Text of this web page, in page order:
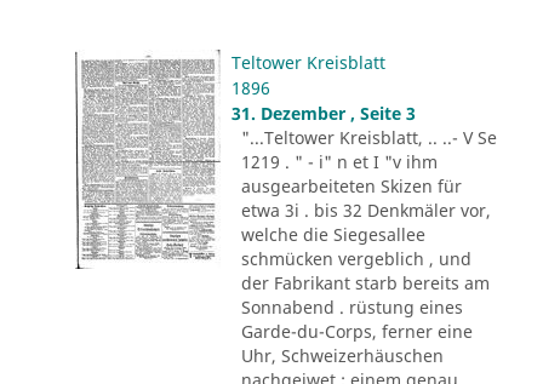
Teltower Kreisblatt
1896
31. Dezember , Seite 3
"...Teltower Kreisblatt, .. ..- V Se
1219 . " - i" n et I "v ihm
ausgearbeiteten Skizen für
etwa 3i . bis 32 Denkmäler vor,
welche die Siegesallee
schmücken vergeblich , und
der Fabrikant starb bereits am
Sonnabend . rüstung eines
Garde-du-Corps, ferner eine
Uhr, Schweizerhäuschen